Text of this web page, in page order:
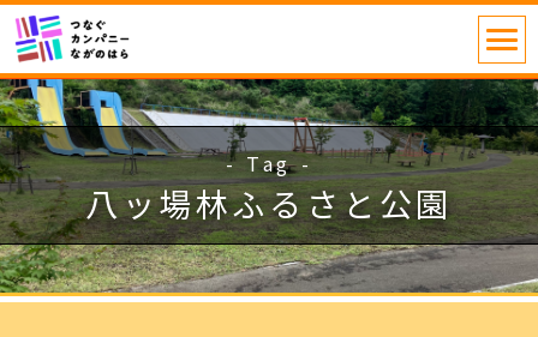
- Tag -
八ッ場林ふるさと公園